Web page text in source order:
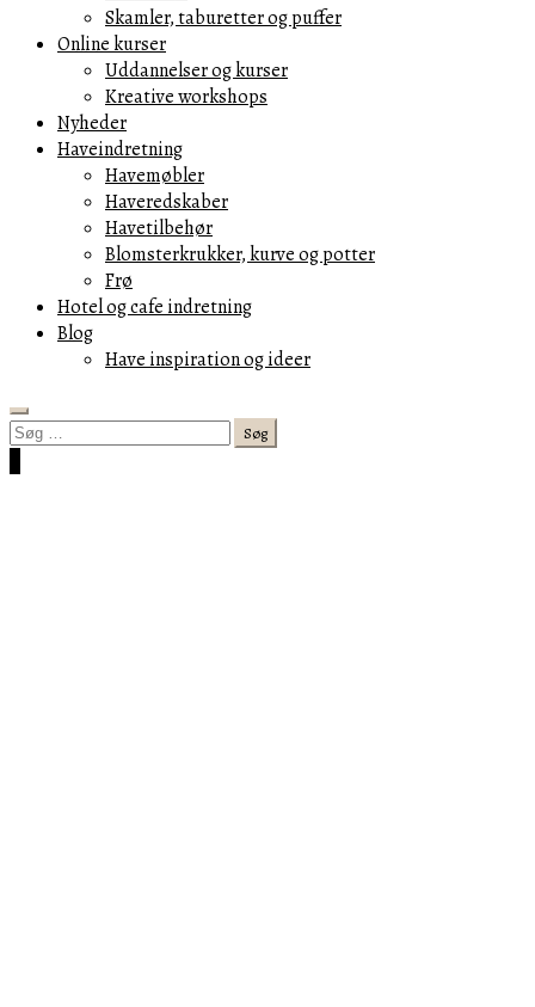
Skamler, taburetter og puffer
Online kurser
Uddannelser og kurser
Kreative workshops
Nyheder
Haveindretning
Havemøbler
Haveredskaber
Havetilbehør
Blomsterkrukker, kurve og potter
Frø
Hotel og cafe indretning
Blog
Have inspiration og ideer
Search
Søg
efter: